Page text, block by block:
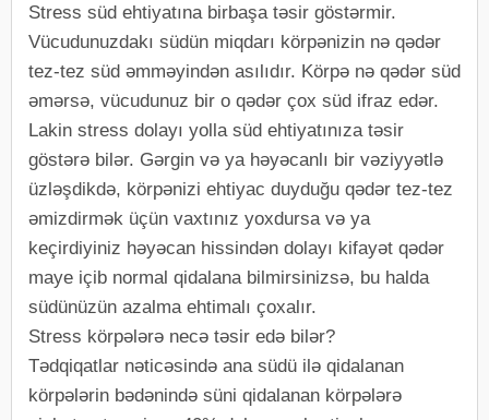
Stress süd ehtiyatına birbaşa təsir göstərmir.
Vücudunuzdakı südün miqdarı körpənizin nə qədər
tez-tez süd əmməyindən asılıdır. Körpə nə qədər süd
əmərsə, vücudunuz bir o qədər çox süd ifraz edər.
Lakin stress dolayı yolla süd ehtiyatınıza təsir
göstərə bilər. Gərgin və ya həyəcanlı bir vəziyyətlə
üzləşdikdə, körpənizi ehtiyac duyduğu qədər tez-tez
əmizdirmək üçün vaxtınız yoxdursa və ya
keçirdiyiniz həyəcan hissindən dolayı kifayət qədər
maye içib normal qidalana bilmirsinizsə, bu halda
südünüzün azalma ehtimalı çoxalır.
Stress körpələrə necə təsir edə bilər?
Tədqiqatlar nəticəsində ana südü ilə qidalanan
körpələrin bədənində süni qidalanan körpələrə